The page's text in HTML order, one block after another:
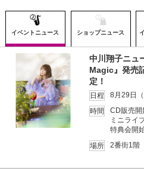
イベントニュース ショップニュース
中川翔子ニュ
Magic』発売
定！
日程
8月29日（
時間
CD販売
ミニライ
特典会開
場所
2番街1階